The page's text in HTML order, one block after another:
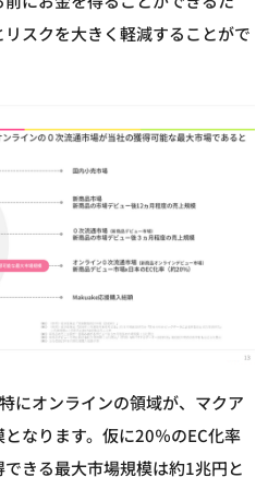
スクを大きく軽減することがで
にオンラインの領域が、マクア
なります。仮に20％のEC化率
きる最大市場規模は約1兆円と